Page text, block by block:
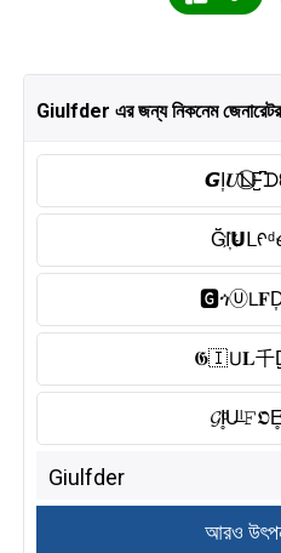
Giulfder এর জন্য নিকনেম জেনারেটর
𝕲🇮 𝖴𝐋千